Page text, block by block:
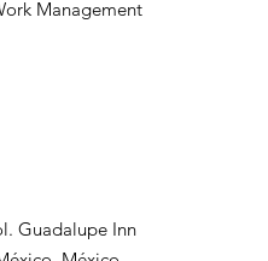
Management